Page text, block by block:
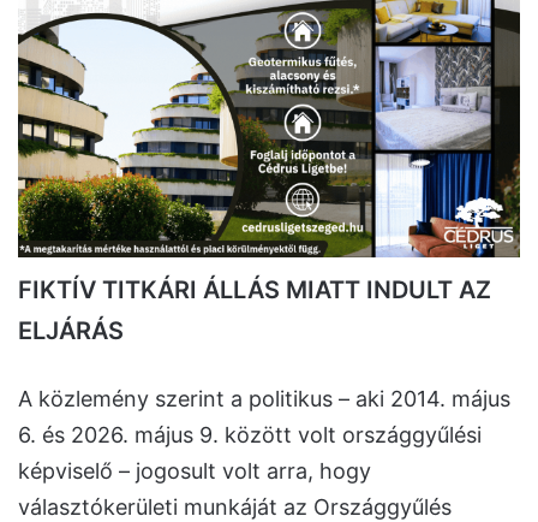
FIKTÍV TITKÁRI ÁLLÁS MIATT INDULT AZ
ELJÁRÁS
A közlemény szerint a politikus – aki 2014. május
6. és 2026. május 9. között volt országgyűlési
képviselő – jogosult volt arra, hogy
választókerületi munkáját az Országgyűlés